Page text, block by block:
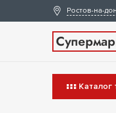
Ростов-на-
Каталог